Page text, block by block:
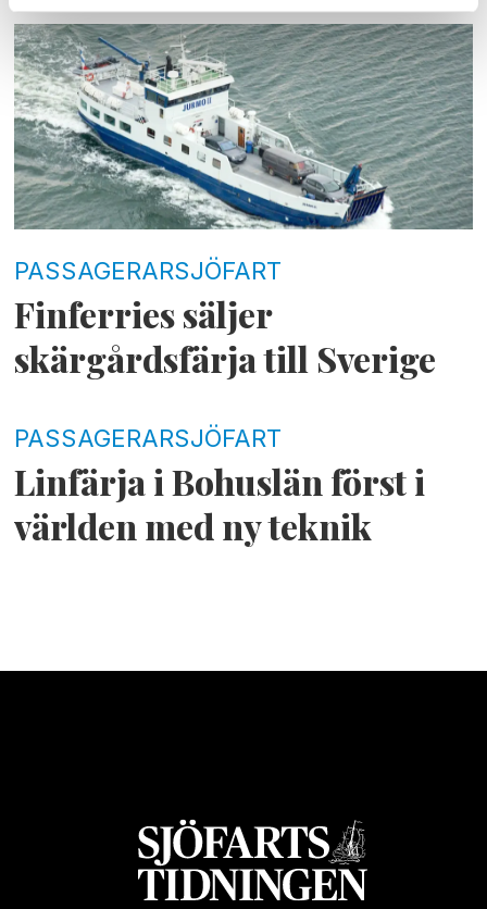
PASSAGERARSJÖFART
Finferries säljer
skärgårdsfärja till Sverige
PASSAGERARSJÖFART
Linfärja i Bohuslän först i
världen med ny teknik